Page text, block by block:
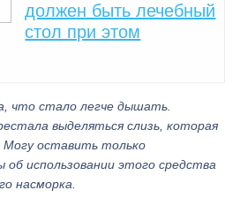
должен быть лечебный
стол при этом
что стало легче дышать.
выделяться слизь, которая
Могу оставить только
использовании этого средства
насморка.